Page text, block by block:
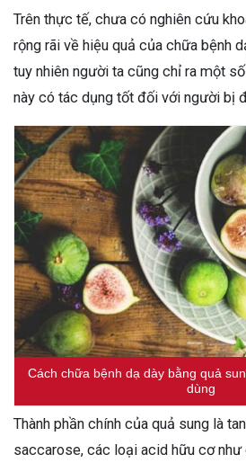
Trên thực tế, chưa có nghiên cứu
rộng rãi về hiệu quả của chữa bệnh
tuy nhiên người ta cũng chỉ ra một
này có tác dụng tốt đối với người bị
Cách chữa bệnh dạ dày bằng quả
dùng
Thành phần chính của quả sung là
saccarose, các loại acid hữu cơ